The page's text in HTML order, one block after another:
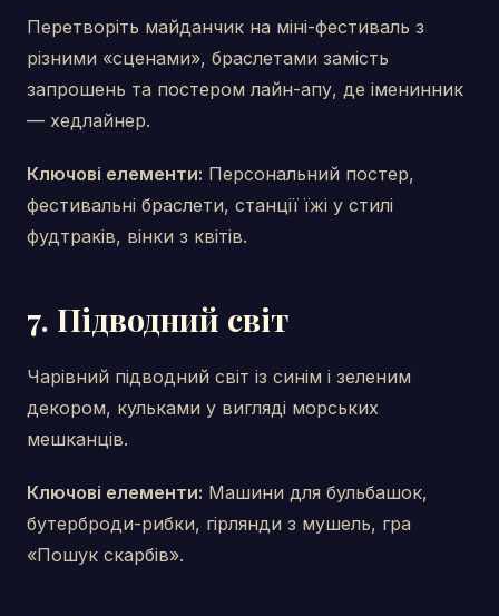
Перетворіть майданчик на міні-фестиваль з
різними «сценами», браслетами замість
запрошень та постером лайн-апу, де іменинник
— хедлайнер.
Ключові елементи: Персональний постер,
фестивальні браслети, станції їжі у стилі
фудтраків, вінки з квітів.
7. Підводний світ
Чарівний підводний світ із синім і зеленим
декором, кульками у вигляді морських
мешканців.
Ключові елементи: Машини для бульбашок,
бутерброди-рибки, гірлянди з мушель, гра
«Пошук скарбів».